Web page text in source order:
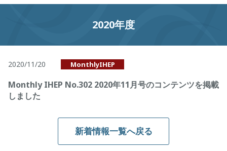
2020年度
2020/11/20 MonthlyIHEP
Monthly IHEP No.302 2020年11月号のコンテンツを掲載
しました
新着情報一覧へ戻る